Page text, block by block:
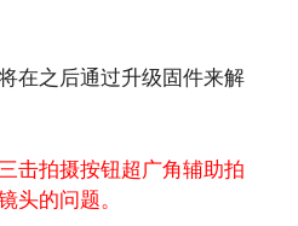
在之后通过升级固件来解
击拍摄按钮超广角辅助拍
头的问题。